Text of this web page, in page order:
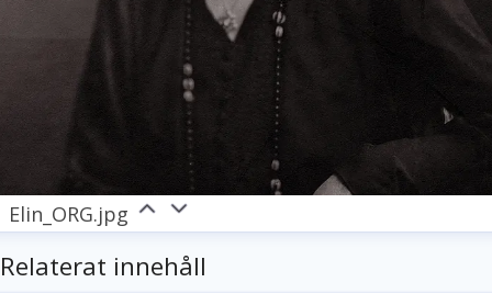
Elin_ORG.jpg
Relaterat innehåll